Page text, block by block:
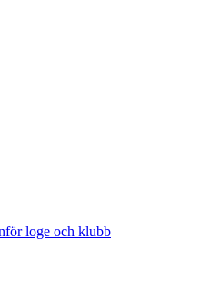
loge och klubb